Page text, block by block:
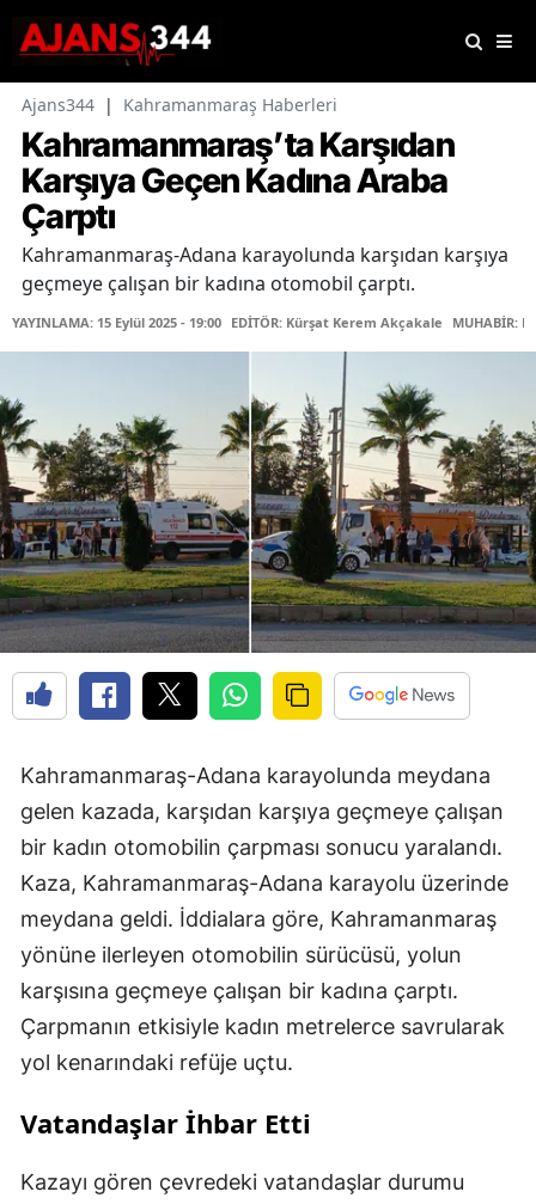
Ajans344 | Kahramanmaraş Haberleri
Kahramanmaraş’ta Karşıdan
Karşıya Geçen Kadına Araba
Çarptı
Kahramanmaraş-Adana karayolunda karşıdan karşıya
geçmeye çalışan bir kadına otomobil çarptı.
YAYINLAMA: 15 Eylül 2025 - 19:00 EDİTÖR: Kürşat Kerem Akçakale MUHABİR:
Kahramanmaraş-Adana karayolunda meydana
gelen kazada, karşıdan karşıya geçmeye çalışan
bir kadın otomobilin çarpması sonucu yaralandı.
Kaza, Kahramanmaraş-Adana karayolu üzerinde
meydana geldi. İddialara göre, Kahramanmaraş
yönüne ilerleyen otomobilin sürücüsü, yolun
karşısına geçmeye çalışan bir kadına çarptı.
Çarpmanın etkisiyle kadın metrelerce savrularak
yol kenarındaki refüje uçtu.
Vatandaşlar İhbar Etti
Kazayı gören çevredeki vatandaşlar durumu